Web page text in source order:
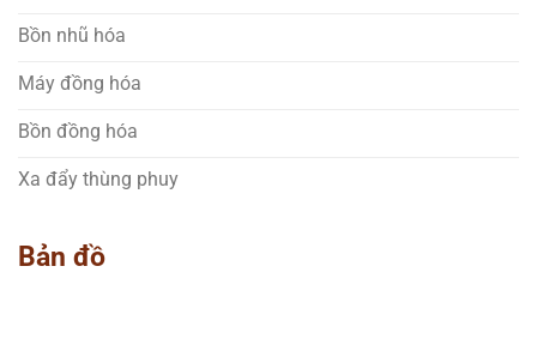
Bồn nhũ hóa
Máy đồng hóa
Bồn đồng hóa
Xa đẩy thùng phuy
Bản đồ